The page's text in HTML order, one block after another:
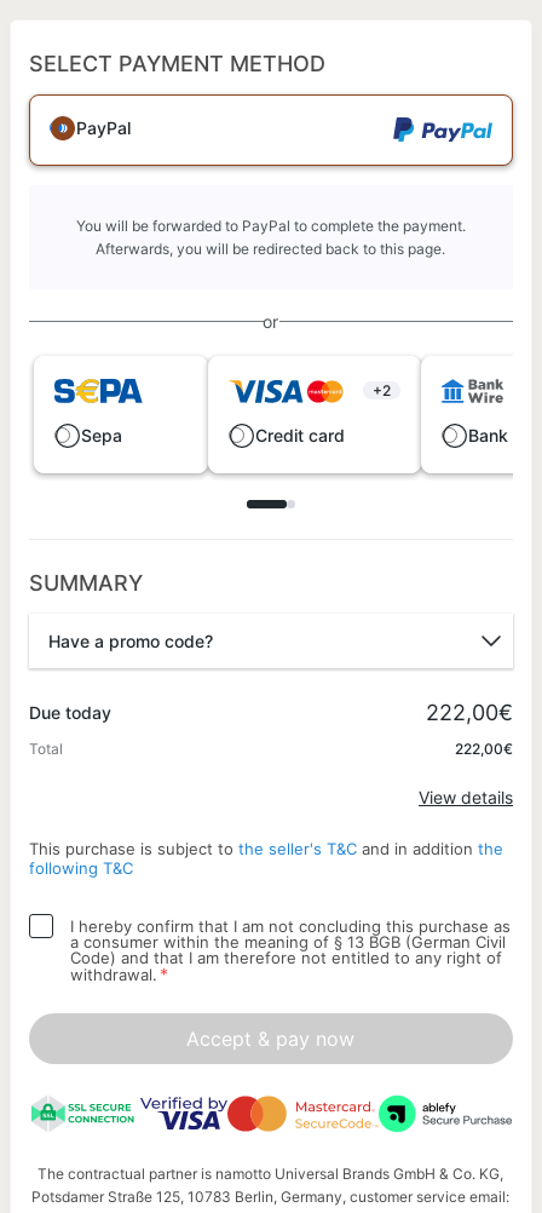
SELECT PAYMENT METHOD
PayPal
You will be forwarded to PayPal to complete the payment.
Afterwards, you will be redirected back to this page.
or
Sepa
+2
Credit card Bank
SUMMARY
Have a promo code?
Due today 222,00€
Total 222,00€
View details
This purchase is subject to the seller's T&C and in addition the
following T&C
I hereby confirm that I am not concluding this purchase as
a consumer within the meaning of § 13 BGB (German Civil
Code) and that I am therefore not entitled to any right of
withdrawal. *
Accept & pay now
The contractual partner is namotto Universal Brands GmbH & Co. KG,
Potsdamer Straße 125, 10783 Berlin, Germany, customer service email: